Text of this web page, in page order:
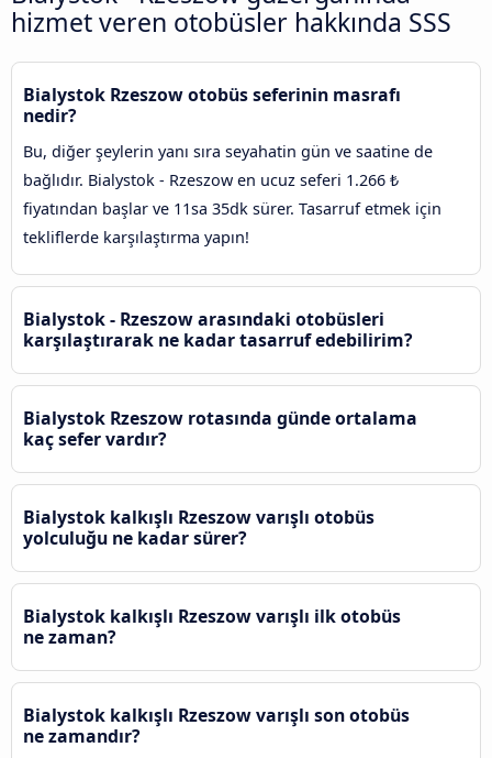
hizmet veren otobüsler hakkında SSS
Bialystok Rzeszow otobüs seferinin masrafı
nedir?
Bu, diğer şeylerin yanı sıra seyahatin gün ve saatine de
bağlıdır. Bialystok - Rzeszow en ucuz seferi 1.266 ₺
fiyatından başlar ve 11sa 35dk sürer. Tasarruf etmek için
tekliflerde karşılaştırma yapın!
Bialystok - Rzeszow arasındaki otobüsleri
karşılaştırarak ne kadar tasarruf edebilirim?
Bialystok Rzeszow rotasında günde ortalama
kaç sefer vardır?
Bialystok kalkışlı Rzeszow varışlı otobüs
yolculuğu ne kadar sürer?
Bialystok kalkışlı Rzeszow varışlı ilk otobüs
ne zaman?
Bialystok kalkışlı Rzeszow varışlı son otobüs
ne zamandır?